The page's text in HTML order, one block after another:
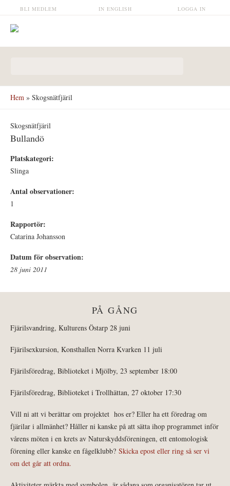
Hoppa till huvudinnehåll LOGGA IN
IN ENGLISH
BLI MEDLEM
Hem » Skogsnätfjäril
Skogsnätfjäril
Bullandö
Platskategori:
Slinga
Antal observationer:
1
Rapportör:
Catarina Johansson
Datum för observation:
28 juni 2011
PÅ GÅNG
Fjärilsvandring, Kulturens Östarp 28 juni
Fjärilsexkursion, Konsthallen Norra Kvarken 11 juli
Fjärilsföredrag, Biblioteket i Mjölby, 23 september 18:00
Fjärilsföredrag, Biblioteket i Trollhättan, 27 oktober 17:30
Vill ni att vi berättar om projektet hos er? Eller ha ett föredrag om
fjärilar i allmänhet? Håller ni kanske på att sätta ihop programmet inför
vårens möten i en krets av Naturskyddsföreningen, ett entomologisk
förening eller kanske en fågelklubb? Skicka epost eller ring så ser vi
om det går att ordna.